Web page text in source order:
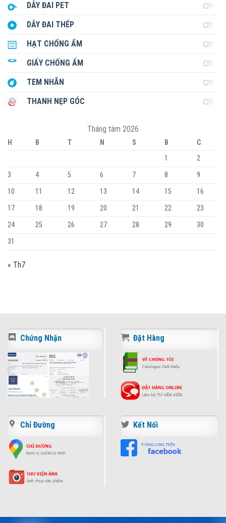
DÂY ĐAI PET
DÂY ĐAI THÉP
HẠT CHỐNG ẨM
GIẤY CHỐNG ẨM
TEM NHÃN
THANH NẸP GÓC
Tháng tám 2026
H B T N S B
C
1
2
3
4 5 6 7 8
9
10
11 12 13 14 15
16
17
18 19 20 21 22
23
24
25 26 27 28 29
30
31
« Th7
Chứng Nhận Đặt Hàng
Chỉ Đường Kết Nối